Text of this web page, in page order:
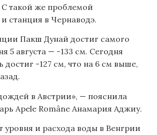
С такой же проблемой
и станция в Чернаводэ.
Пакш Дунай достиг самого
5 августа — -133 см. Сегодня
достиг -127 см, что на 6 см выше,
в Австрии», — пояснила
Apele Române Анамария Аджиу.
уровня и расхода воды в Венгрии